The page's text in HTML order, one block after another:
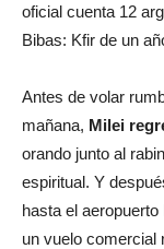
oficial cuenta 12
Bibas: Kfir de un
Antes de volar
mañana, Milei
orando junto al
espiritual. Y
hasta el
un vuelo comercial